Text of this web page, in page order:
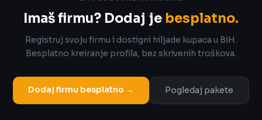
Imaš firmu? Dodaj je besplatno.
Registruj svoju firmu i dostigni hiljade kupaca u BiH.
Besplatno kreiranje profila, bez skrivenih troškova.
Dodaj firmu besplatno → Pogledaj pakete